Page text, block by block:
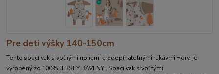
Pre deti výšky 140-150cm
Tento spací vak s voľnými nohami a odopínateľnými rukávmi Hory, je
vyrobený zo 100% JERSEY BAVLNY . Spací vak s voľnými